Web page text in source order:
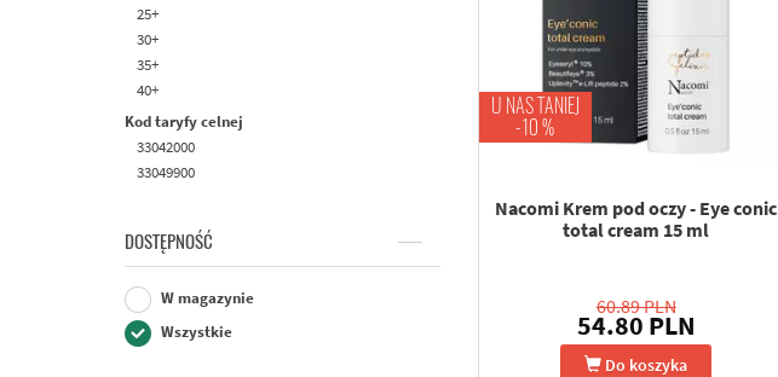
25+
30+
35+
40+
50+
60+
Uniwersalny
Kod taryfy celnej
33042000
33049900
DOSTĘPNOŚĆ
W magazynie
Wszystkie
U NAS TANIEJ
-10 %
Nacomi Krem pod oczy - Eye conic
total cream 15 ml
60.89 PLN
54.80 PLN
Do koszyka